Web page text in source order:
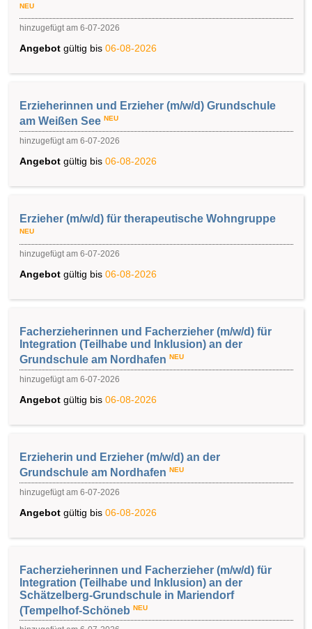
NEU
hinzugefügt am 6-07-2026
Angebot gültig bis 06-08-2026
Erzieherinnen und Erzieher (m/w/d) Grundschule
am Weißen See NEU
hinzugefügt am 6-07-2026
Angebot gültig bis 06-08-2026
Erzieher (m/w/d) für therapeutische Wohngruppe
NEU
hinzugefügt am 6-07-2026
Angebot gültig bis 06-08-2026
Facherzieherinnen und Facherzieher (m/w/d) für
Integration (Teilhabe und Inklusion) an der
Grundschule am Nordhafen NEU
hinzugefügt am 6-07-2026
Angebot gültig bis 06-08-2026
Erzieherin und Erzieher (m/w/d) an der
Grundschule am Nordhafen NEU
hinzugefügt am 6-07-2026
Angebot gültig bis 06-08-2026
Facherzieherinnen und Facherzieher (m/w/d) für
Integration (Teilhabe und Inklusion) an der
Schätzelberg-Grundschule in Mariendorf
(Tempelhof-Schöneb NEU